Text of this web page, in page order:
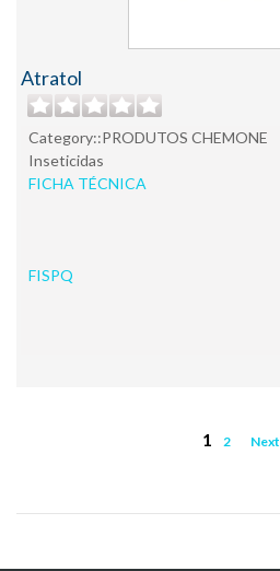
Atratol
Category::PRODUTOS CHEMONE
Inseticidas
FICHA TÉCNICA
FISPQ
1 2 Next